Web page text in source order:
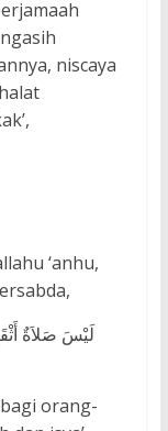
niscaya
‘anhu,
لَيْسَ صَلاَةٌ
orang-